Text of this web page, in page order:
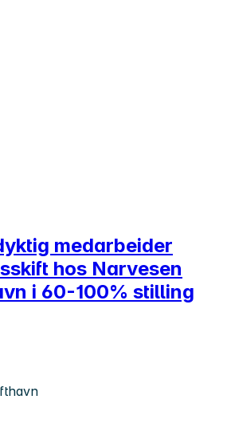
medarbeider
hos Narvesen
i 60-100% stilling